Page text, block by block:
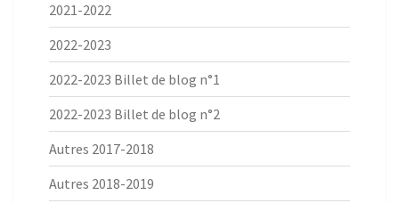
2021-2022
2022-2023
2022-2023 Billet de blog n°1
2022-2023 Billet de blog n°2
Autres 2017-2018
Autres 2018-2019